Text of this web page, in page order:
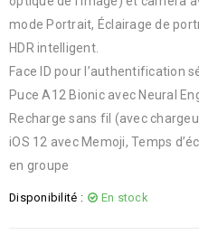
mode Portrait, Éclairage de
HDR intelligent.
Face ID pour l’authentification
Puce A12 Bionic avec Neural
Recharge sans fil (avec
iOS 12 avec Memoji, Temps
en groupe
Disponibilité : En stock